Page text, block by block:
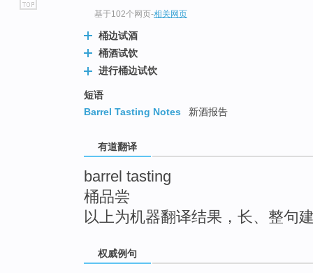
基于102个网页-相关网页
桶边试酒
桶酒试饮
进行桶边试饮
短语
Barrel Tasting Notes
新酒报告
有道翻译
barrel tasting
桶品尝
以上为机器翻译结果，长、整句
权威例句